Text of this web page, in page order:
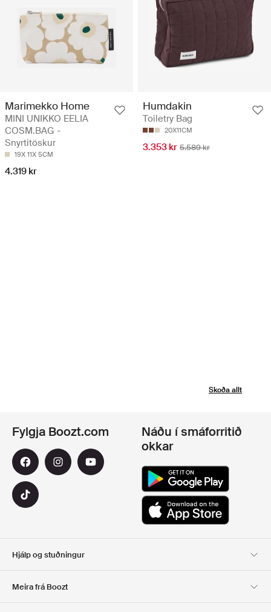
Marimekko Home
MINI UNIKKO EELIA
COSM.BAG -
Snyrtitöskur
19X 11X 5CM
4.319 kr
Humdakin
Toiletry Bag
20X11CM
3.353 kr 5.589 kr
Skoða allt
Hjálp og stuðningur
Meira frá Boozt
Fylgja Boozt.com
Náðu í smáforritið
okkar